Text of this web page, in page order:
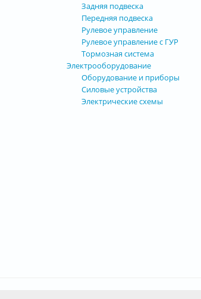
Задняя подвеска
Передняя подвеска
Рулевое управление
Рулевое управление с ГУР
Тормозная система
Электрооборудование
Оборудование и приборы
Силовые устройства
Электрические схемы